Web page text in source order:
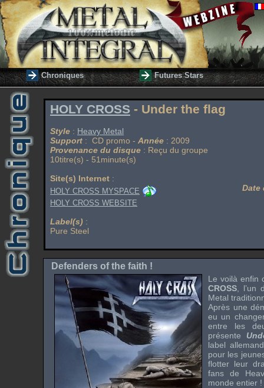
Chroniques Futures Stars
HOLY CROSS - Under the flag
Style : Heavy Metal
Support : CD promo - Année : 2009
Provenance du disque : Reçu du groupe
10titre(s) - 51minute(s)
Site(s) Internet :
HOLY CROSS MYSPACE
HOLY CROSS WEBSITE
Label(s) :
Pure Steel
Date
Defenders of the faith !
Le voilà enfin
CROSS ,
Metal
Après une
eu un
entre les
présente
label
pour les
flotter leur
fans de
monde entier !